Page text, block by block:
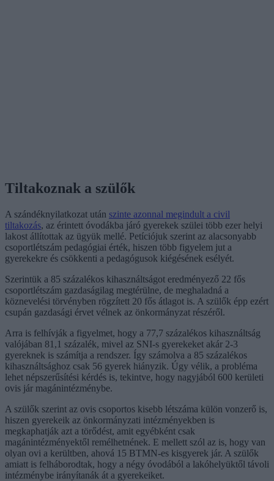
Tiltakoznak a szülők
A szándéknyilatkozat után szinte azonnal megindult a civil
tiltakozás, az érintett óvodákba járó gyerekek szülei több ezer helyi
lakost állítottak az ügyük mellé. Petíciójuk szerint az alacsonyabb
csoportlétszám pedagógiai érték, hiszen több figyelem jut a
gyerekekre és csökkenti a pedagógusok kiégésének esélyét.
Szerintük a 85 százalékos kihasználtságot eredményező 22 fős
csoportlétszám gazdaságilag megtérülne, de meghaladná a
köznevelési törvényben rögzített 20 fős átlagot is. A szülők épp ezért
csupán gazdasági érvet vélnek az önkormányzat részéről.
Arra is felhívják a figyelmet, hogy a 77,7 százalékos kihasználtság
valójában 81,1 százalék, mivel az SNI-s gyerekeket akár 2-3
gyereknek is számítja a rendszer. Így számolva a 85 százalékos
kihasználtsághoz csak 56 gyerek hiányzik. Úgy vélik, a probléma
lehet népszerűsítési kérdés is, tekintve, hogy nagyjából 600 kerületi
ovis jár magánintézménybe.
A szülők szerint az ovis csoportos kisebb létszáma külön vonzerő is,
hiszen gyerekeik az önkormányzati intézményekben is
megkaphatják azt a törődést, amit egyébként csak
magánintézményektől remélhetnének. E mellett szól az is, hogy van
olyan ovi a kerültben, ahová 15 BTMN-es kisgyerek jár. A szülők
amiatt is felháborodtak, hogy a négy óvodából a lakóhelyüktől távoli
intézménybe irányítanák át a gyerekeiket.